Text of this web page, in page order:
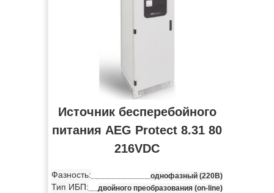
Источник бесперебойного
питания AEG Protect 8.31 80
216VDC
Фазность: однофазный (220В)
Тип ИБП: двойного преобразования (on-line)